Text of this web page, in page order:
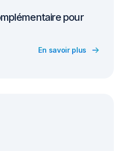
pour
En savoir plus